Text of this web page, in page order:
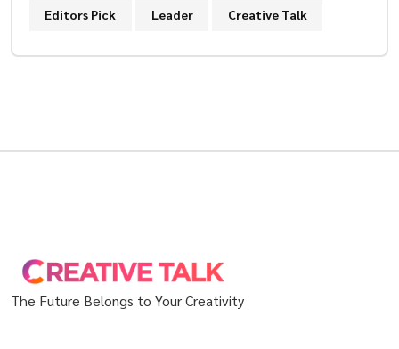
Editors Pick Leader Creative Talk
The Future Belongs to Your Creativity